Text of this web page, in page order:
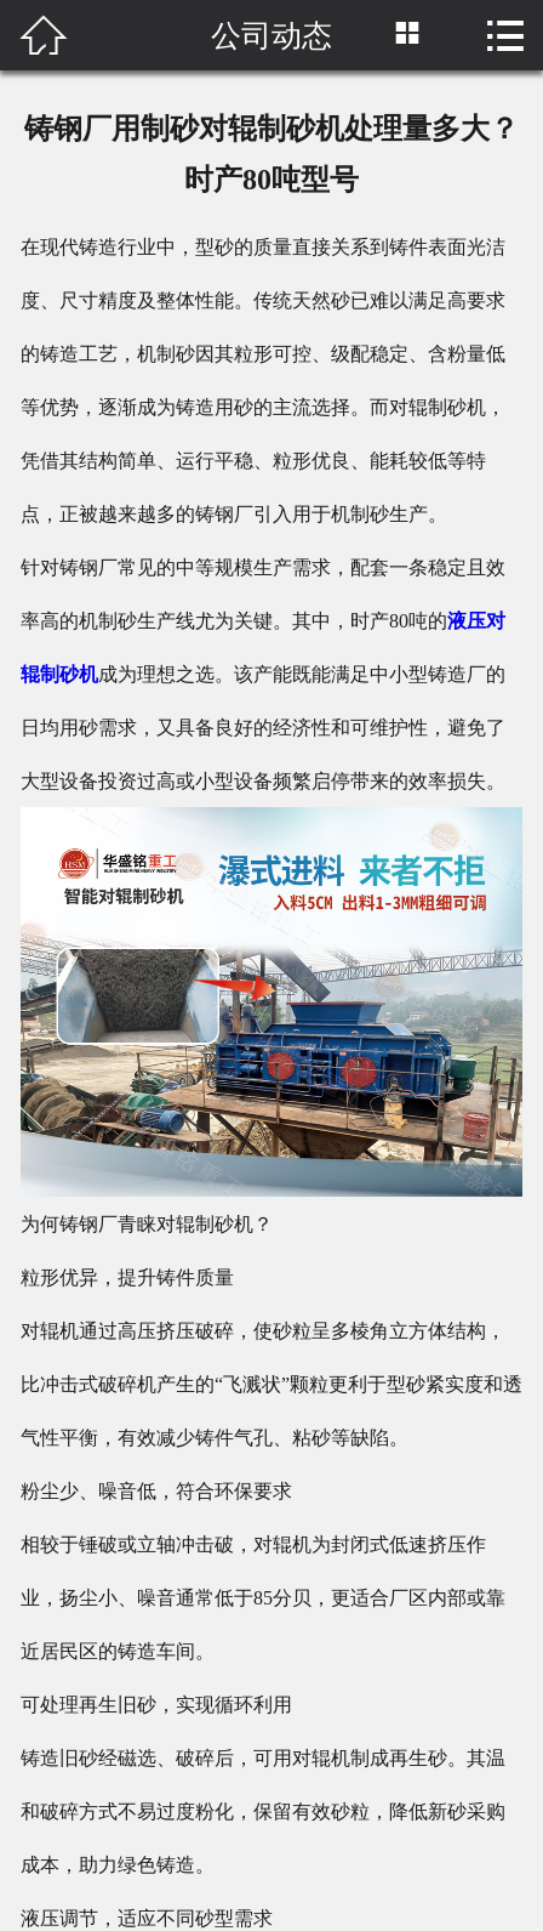
 首页
网络营销
原料视频
联系我们
 公司动态  
铸钢厂用制砂对辊制砂机处理量多大？
时产80吨型号
在现代铸造行业中，型砂的质量直接关系到铸件表面光洁
度、尺寸精度及整体性能。传统天然砂已难以满足高要求
的铸造工艺，机制砂因其粒形可控、级配稳定、含粉量低
等优势，逐渐成为铸造用砂的主流选择。而对辊制砂机，
凭借其结构简单、运行平稳、粒形优良、能耗较低等特
点，正被越来越多的铸钢厂引入用于机制砂生产。
针对铸钢厂常见的中等规模生产需求，配套一条稳定且效
率高的机制砂生产线尤为关键。其中，时产80吨的液压对
辊制砂机成为理想之选。该产能既能满足中小型铸造厂的
日均用砂需求，又具备良好的经济性和可维护性，避免了
大型设备投资过高或小型设备频繁启停带来的效率损失。
为何铸钢厂青睐对辊制砂机？
粒形优异，提升铸件质量
对辊机通过高压挤压破碎，使砂粒呈多棱角立方体结构，
比冲击式破碎机产生的“飞溅状”颗粒更利于型砂紧实度和透
气性平衡，有效减少铸件气孔、粘砂等缺陷。
粉尘少、噪音低，符合环保要求
相较于锤破或立轴冲击破，对辊机为封闭式低速挤压作
业，扬尘小、噪音通常低于85分贝，更适合厂区内部或靠
近居民区的铸造车间。
可处理再生旧砂，实现循环利用
铸造旧砂经磁选、破碎后，可用对辊机制成再生砂。其温
和破碎方式不易过度粉化，保留有效砂粒，降低新砂采购
成本，助力绿色铸造。
液压调节，适应不同砂型需求